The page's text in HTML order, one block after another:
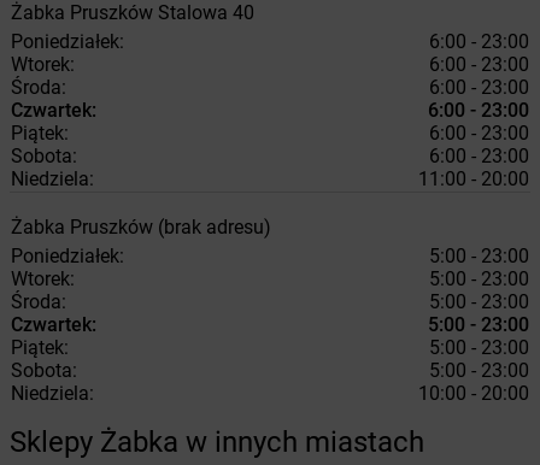
Żabka Pruszków Stalowa 40
Poniedziałek:
6:00 - 23:00
Wtorek:
6:00 - 23:00
Środa:
6:00 - 23:00
Czwartek:
6:00 - 23:00
Piątek:
6:00 - 23:00
Sobota:
6:00 - 23:00
Niedziela:
11:00 - 20:00
Żabka Pruszków (brak adresu)
Poniedziałek:
5:00 - 23:00
Wtorek:
5:00 - 23:00
Środa:
5:00 - 23:00
Czwartek:
5:00 - 23:00
Piątek:
5:00 - 23:00
Sobota:
5:00 - 23:00
Niedziela:
10:00 - 20:00
Sklepy Żabka w innych miastach